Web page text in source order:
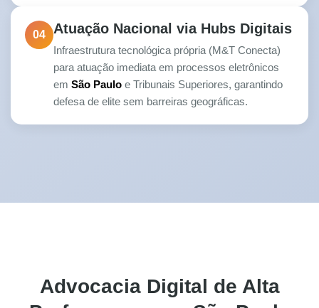
04 Atuação Nacional via Hubs Digitais
Infraestrutura tecnológica própria (M&T Conecta)
para atuação imediata em processos eletrônicos
em São Paulo e Tribunais Superiores, garantindo
defesa de elite sem barreiras geográficas.
Advocacia Digital de Alta